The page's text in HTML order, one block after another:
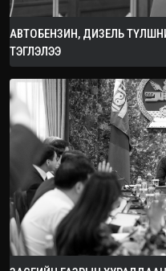
АВТОБЕНЗИН, ДИЗЕЛЬ
ТЭГЛЭЛЭЭ